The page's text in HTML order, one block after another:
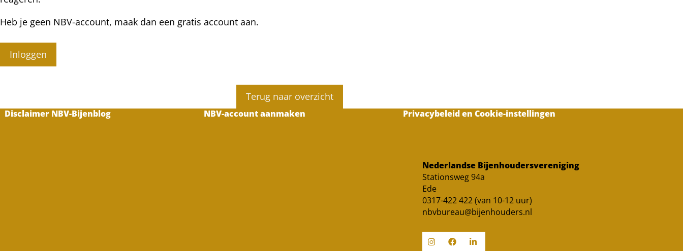
Heb je geen NBV-account, maak dan een gratis account aan.
Inloggen
Terug naar overzicht
Disclaimer NBV-Bijenblog NBV-account aanmaken Privacybeleid en Cookie-instellingen
Nederlandse Bijenhoudersvereniging
Stationsweg 94a
Ede
0317-422 422 (van 10-12 uur)
nbvbureau@bijenhouders.nl